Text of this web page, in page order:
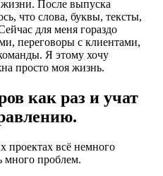
После выпуска
что слова, буквы, тексты,
для меня гораздо
переговоры с клиентами,
Я этому хочу
просто моя жизнь.
как раз и учат
проектах всё немного
много проблем.